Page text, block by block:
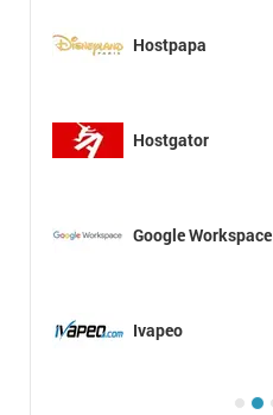
Hostpapa
Hostgator
Google Workspace
Ivapeo